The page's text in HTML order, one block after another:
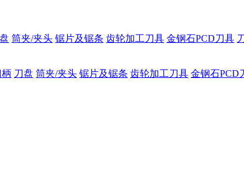
筒夹/夹头 锯片及锯条 齿轮加工刀具 金钢石PCD刀具
柄 刀盘 筒夹/夹头 锯片及锯条 齿轮加工刀具 金钢石PCD